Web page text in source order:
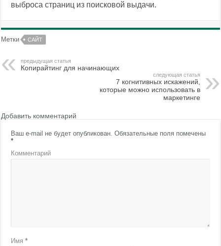
выброса страниц из поисковой выдачи.
Метки САЙТ
предыдущая статья
Копирайтинг для начинающих
следующая статья
7 когнитивных искажений,
которые можно использовать в
маркетинге
Добавить комментарий
Ваш e-mail не будет опубликован. Обязательные поля помечены
*
Комментарий
Имя*